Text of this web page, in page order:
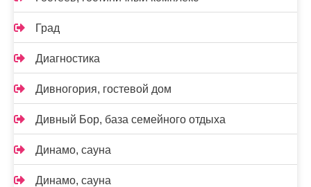
Град
Диагностика
Дивногория, гостевой дом
Дивный Бор, база семейного отдыха
Динамо, сауна
Динамо, сауна